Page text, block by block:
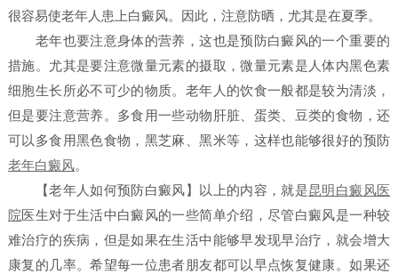
很容易使老年人患上白癜风。因此，注意防晒，尤其是在夏季。
老年也要注意身体的营养，这也是预防白癜风的一个重要的
措施。尤其是要注意微量元素的摄取，微量元素是人体内黑色素
细胞生长所必不可少的物质。老年人的饮食一般都是较为清淡，
但是要注意营养。多食用一些动物肝脏、蛋类、豆类的食物，还
可以多食用黑色食物，黑芝麻、黑米等，这样也能够很好的预防
老年白癜风。
【老年人如何预防白癜风】
以上的内容，就是昆明白癜风医
院医生对于生活中白癜风的一些简单介绍，尽管白癜风是一种较
难治疗的疾病，但是如果在生活中能够早发现早治疗，就会增大
康复的几率。希望每一位患者朋友都可以早点恢复健康。如果还